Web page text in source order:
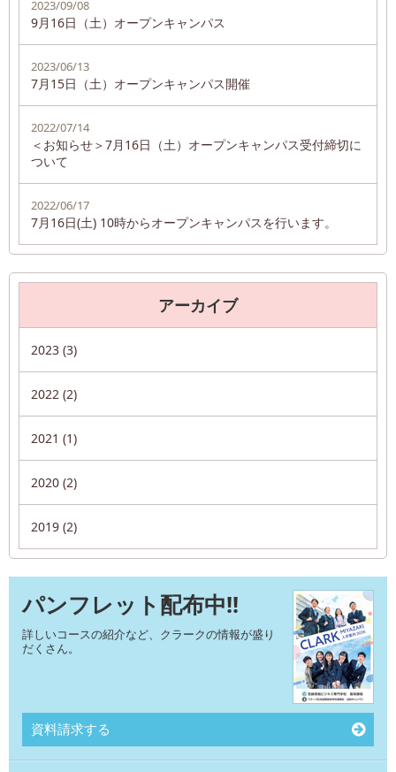
2023/09/08
9月16日（土）オープンキャンパス
2023/06/13
7月15日（土）オープンキャンパス開催
2022/07/14
＜お知らせ＞7月16日（土）オープンキャンパス受付締切に
ついて
2022/06/17
7月16日(土) 10時からオープンキャンパスを行います。
アーカイブ
2023 (3)
2022 (2)
2021 (1)
2020 (2)
2019 (2)
パンフレット配布中!!
詳しいコースの紹介など、クラークの情報が盛り
だくさん。
資料請求する